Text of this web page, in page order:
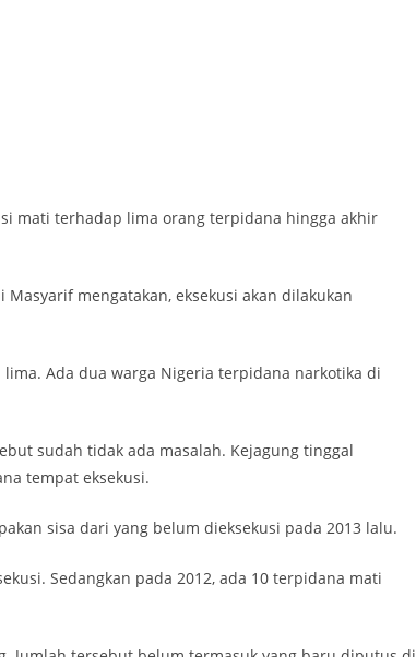
mati terhadap lima orang terpidana hingga akhir
Masyarif mengatakan, eksekusi akan dilakukan
lima. Ada dua warga Nigeria terpidana narkotika di
sudah tidak ada masalah. Kejagung tinggal
tempat eksekusi.
sisa dari yang belum dieksekusi pada 2013 lalu.
Sedangkan pada 2012, ada 10 terpidana mati